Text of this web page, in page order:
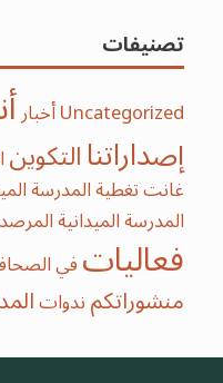
تصنيفات
Uncategorizedأخبار
إصداراتناالتكوين
غانتتغطية المدرسة
المدرسة الميدانية
فعالياتفي
منشوراتكمندوات